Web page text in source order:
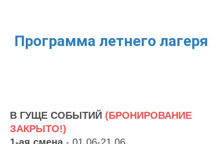
Программа летнего лагеря
В ГУЩЕ СОБЫТИЙ (БРОНИРОВАНИЕ
ЗАКРЫТО!)